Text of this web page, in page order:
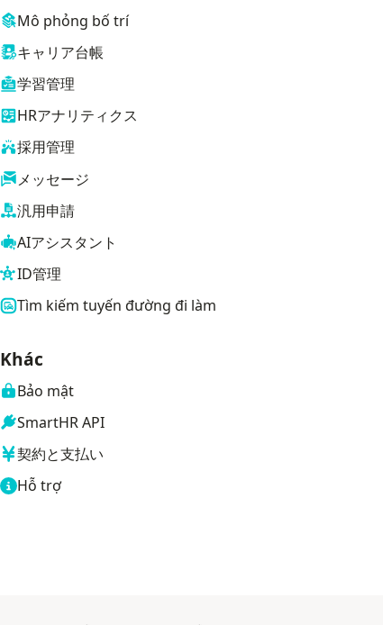
Mô phỏng bố trí
キャリア台帳
学習管理
HRアナリティクス
採用管理
メッセージ
汎用申請
AIアシスタント
ID管理
Tìm kiếm tuyến đường đi làm
Khác
Bảo mật
SmartHR API
契約と支払い
Hỗ trợ